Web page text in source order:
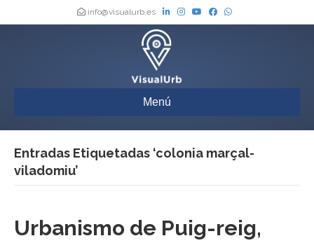
info@visualurb.es
Menú
Entradas Etiquetadas ‘colonia marçal-
viladomiu’
Urbanismo de Puig-reig,